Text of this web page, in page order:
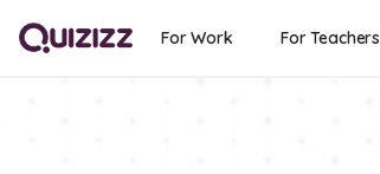
For Work For Teachers